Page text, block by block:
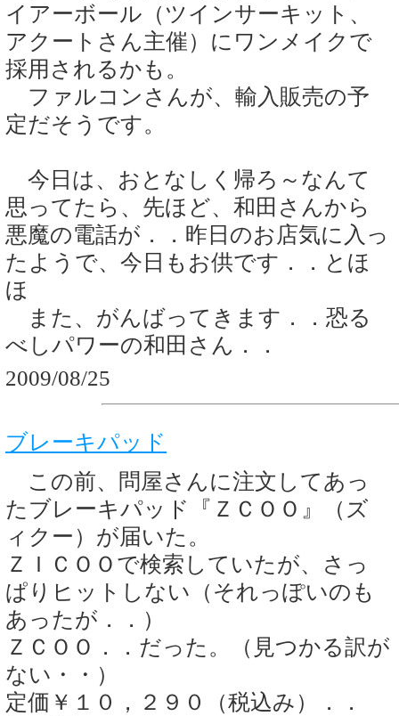
イアーボール（ツインサーキット、
アクートさん主催）にワンメイクで
採用されるかも。
ファルコンさんが、輸入販売の予
定だそうです。
今日は、おとなしく帰ろ～なんて
思ってたら、先ほど、和田さんから
悪魔の電話が．．昨日のお店気に入っ
たようで、今日もお供です．．とほ
ほ
また、がんばってきます．．恐る
べしパワーの和田さん．．
2009/08/25
ブレーキパッド
この前、問屋さんに注文してあっ
たブレーキパッド『ＺＣＯＯ』（ズ
ィクー）が届いた。
ＺＩＣＯＯで検索していたが、さっ
ぱりヒットしない（それっぽいのも
あったが．．）
ＺＣＯＯ．．だった。（見つかる訳が
ない・・）
定価￥１０，２９０（税込み）．．